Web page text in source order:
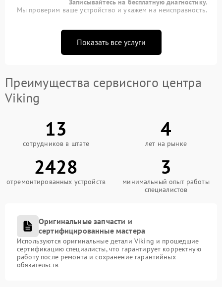
Записывайтесь на бесплатную диагностику.
Мы проверим ваше устройство и укажем на неисправность.
Показать все услуги
Преимущества сервисного центра
Viking
13
сотрудников в штате
4
лет на рынке
2428
отремонтированных устройств
3
минимальный опыт работы
специалистов
Оригинальные запчасти и
сертифицированные мастера
Используются оригинальные детали Viking и прошедшие
сертификацию специалисты, что гарантирует корректную
работу после ремонта и сохранение гарантийных
обязательств